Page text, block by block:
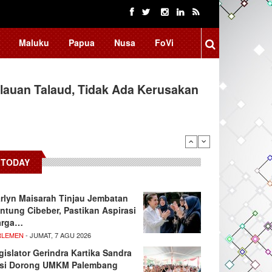
Maluku Papua Nusa FoVi
Talaud, Tidak Ada Kerusakan
Red Fox dan Arctic Fox
TODAY
Maisarah Tinjau Jembatan
Cibeber, Pastikan Aspirasi
- JUMAT, 7 AGU 2026
Gerindra Kartika Sandra
Dorong UMKM Palembang